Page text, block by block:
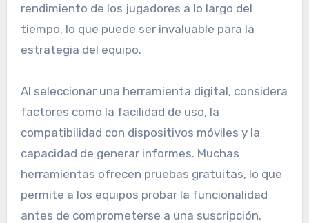
rendimiento de los jugadores a lo largo del
tiempo, lo que puede ser invaluable para la
estrategia del equipo.
Al seleccionar una herramienta digital, considera
factores como la facilidad de uso, la
compatibilidad con dispositivos móviles y la
capacidad de generar informes. Muchas
herramientas ofrecen pruebas gratuitas, lo que
permite a los equipos probar la funcionalidad
antes de comprometerse a una suscripción.